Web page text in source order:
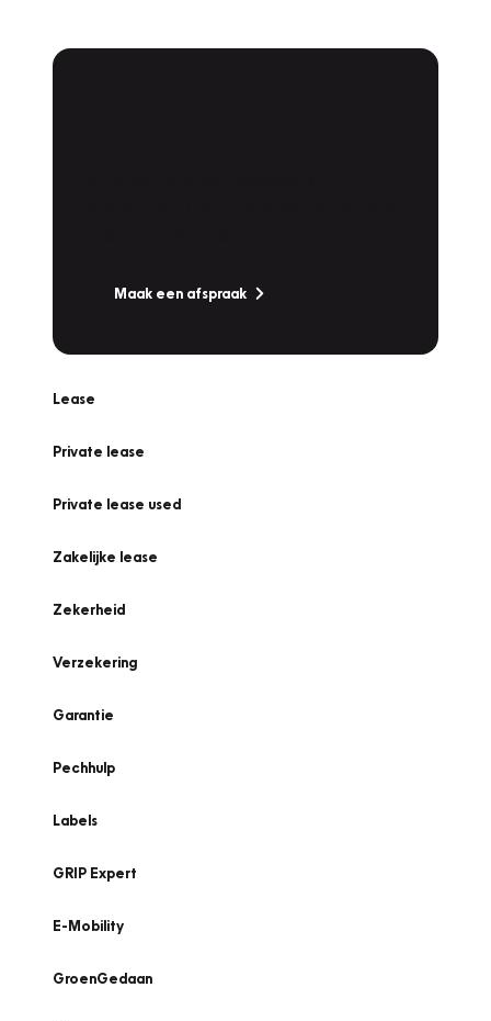
Maak een afspraak
Lease
Private lease
Private lease used
Zakelijke lease
Zekerheid
Verzekering
Garantie
Pechhulp
Labels
GRIP Expert
E-Mobility
GroenGedaan